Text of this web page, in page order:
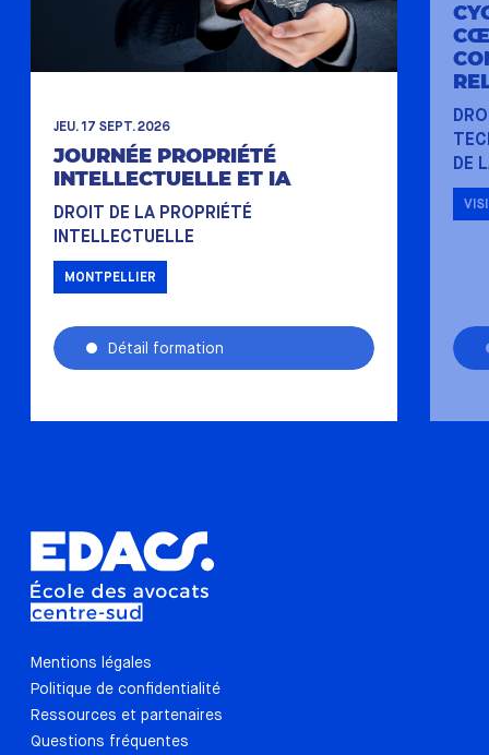
JEU. 17 SEPT. 2026
JOURNÉE PROPRIÉTÉ
INTELLECTUELLE ET IA
DROIT DE LA PROPRIÉTÉ
INTELLECTUELLE
MONTPELLIER
Détail formation
DE
Mentions légales
Politique de confidentialité
Ressources et partenaires
Questions fréquentes